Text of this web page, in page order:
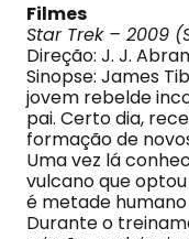
Filmes
Star Trek – 2009
Direção: J. J.
Sinopse: James
jovem rebelde
pai. Certo dia,
formação de
Uma vez lá
vulcano que
é metade
Durante o